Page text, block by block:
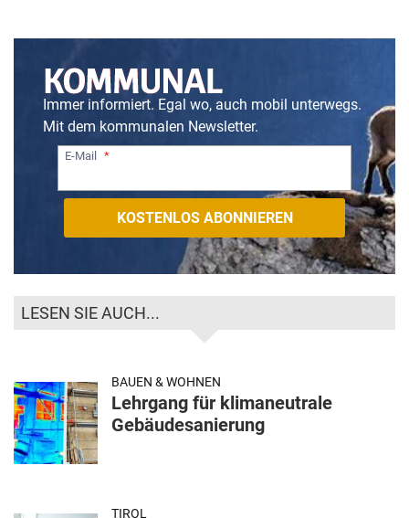
Immer informiert. Egal wo, auch mobil unterwegs.
Mit dem kommunalen Newsletter.
E-Mail
LESEN SIE AUCH...
BAUEN & WOHNEN
Lehrgang für klimaneutrale
Gebäudesanierung
TIROL